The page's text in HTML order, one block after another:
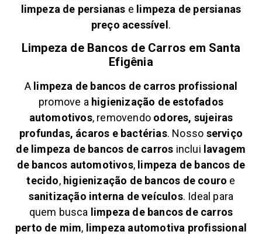
limpeza de persianas e limpeza de persianas
preço acessível.
Limpeza de Bancos de Carros em Santa
Efigênia
A limpeza de bancos de carros profissional
promove a higienização de estofados
automotivos, removendo odores, sujeiras
profundas, ácaros e bactérias. Nosso serviço
de limpeza de bancos de carros inclui lavagem
de bancos automotivos, limpeza de bancos de
tecido, higienização de bancos de couro e
sanitização interna de veículos. Ideal para
quem busca limpeza de bancos de carros
perto de mim, limpeza automotiva profissional